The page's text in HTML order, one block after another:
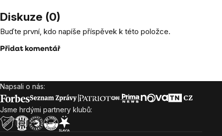
Diskuze (0)
Buďte první, kdo napíše příspěvek k této položce.
Přidat komentář
Zápatí
Napsali o nás:
Jsme hrdými partnery klubů: